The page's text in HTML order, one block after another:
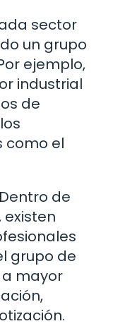
sector
un grupo
ejemplo,
industrial
de
como el
de
grupo de
a mayor